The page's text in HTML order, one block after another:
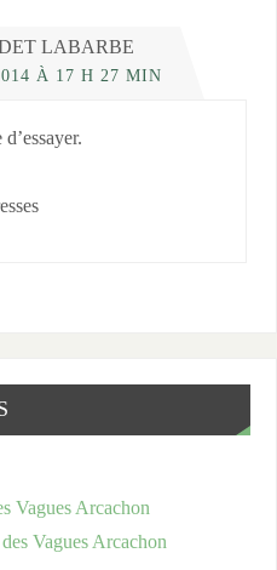
LABARBE
À 17 H 27 MIN
Vagues Arcachon